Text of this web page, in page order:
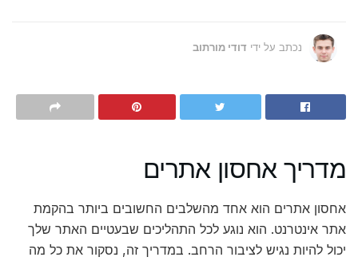
נכתב על ידי דודי מורתוב
מדריך אחסון אתרים
אחסון אתרים הוא אחד מהשלבים החשובים ביותר בהקמת
אתר אינטרנט. הוא נוגע לכל התהליכים שבעטיים האתר שלך
יכול להיות נגיש לציבור הרחב. במדריך זה, נסקור את כל מה